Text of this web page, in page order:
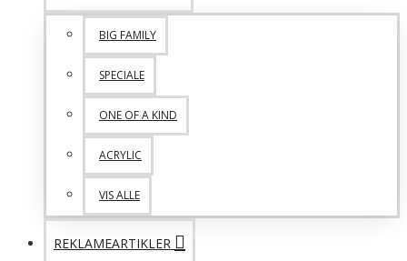
BIG FAMILY
SPECIALE
ONE OF A KIND
ACRYLIC
VIS ALLE
REKLAMEARTIKLER